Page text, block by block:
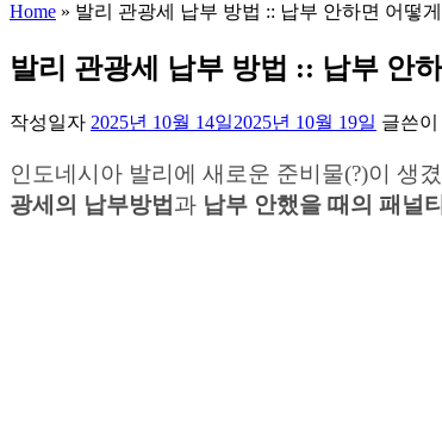
Home » 발리 관광세 납부 방법 :: 납부 안하면 어떻
발리 관광세 납부 방법 :: 납부 안
작성일자 2025년 10월 14일2025년 10월 19일 글쓴이
인도네시아 발리에 새로운 준비물(?)이 생
광세의 납부방법 과 납부 안했을 때의 패널티